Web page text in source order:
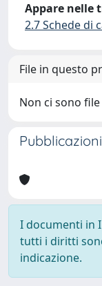
Appare nelle
2.7 Schede di
File in questo
Non ci sono
I documenti in
tutti i diritti
indicazione.